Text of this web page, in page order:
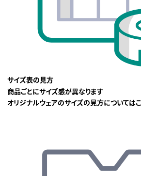
サイズ表の見方
商品ごとにサイズ感が異なります
オリジナルウェアのサイズの見方については